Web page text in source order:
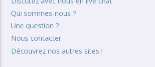
Qui sommes-nous ?
Une question ?
Nous contacter
Découvrez nos autres sites !